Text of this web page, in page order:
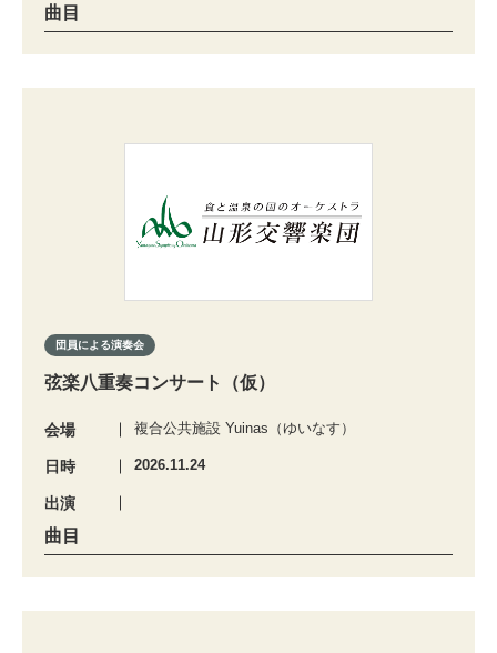
曲目
団員による演奏会
弦楽八重奏コンサート（仮）
会場 複合公共施設 Yuinas（ゆいなす）
日時 2026.11.24
出演
曲目